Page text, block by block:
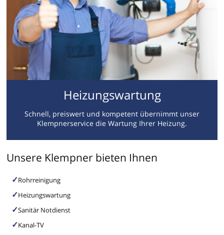
Heizungswartung
Schnell, preiswert und kompetent übernimmt unser
Klempnerservice die Wartung Ihrer Heizung.
Unsere Klempner bieten Ihnen
Rohrreinigung
Heizungswartung
Sanitär Notdienst
Kanal-TV